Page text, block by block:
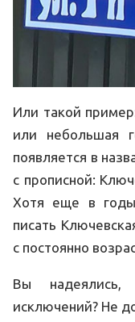
Или такой
или небольшая
появляется в
с прописной:
Хотя еще в годы
писать
с постоянно
Вы
исключений? Не